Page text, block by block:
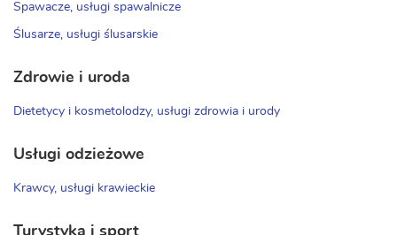
Spawacze, usługi spawalnicze
Ślusarze, usługi ślusarskie
Zdrowie i uroda
Dietetycy i kosmetolodzy, usługi zdrowia i urody
Usługi odzieżowe
Krawcy, usługi krawieckie
Turystyka i sport